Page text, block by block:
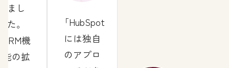
まし
た。
CRM機
能の拡
HubSpot
には独自
のアプロ